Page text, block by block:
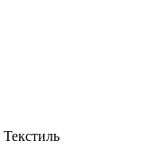
Текстиль